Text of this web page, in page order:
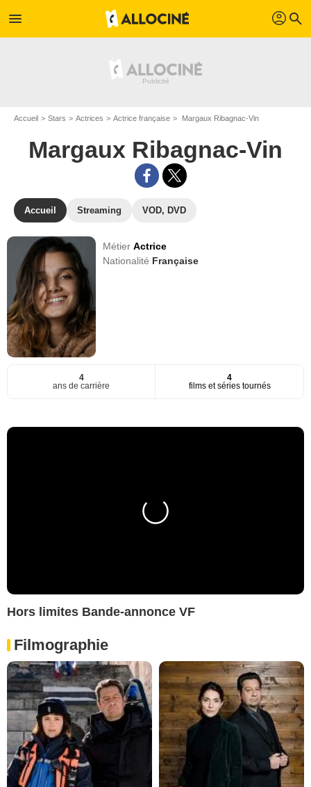
menu profil search
Accueil Stars Actrices Actrice française Margaux Ribagnac-Vin
Margaux Ribagnac-Vin
Accueil Streaming VOD, DVD
MétierActrice
Nationalité Française
4
ans de carrière
4
films et séries tournés
Hors limites Bande-annonce VF
Filmographie